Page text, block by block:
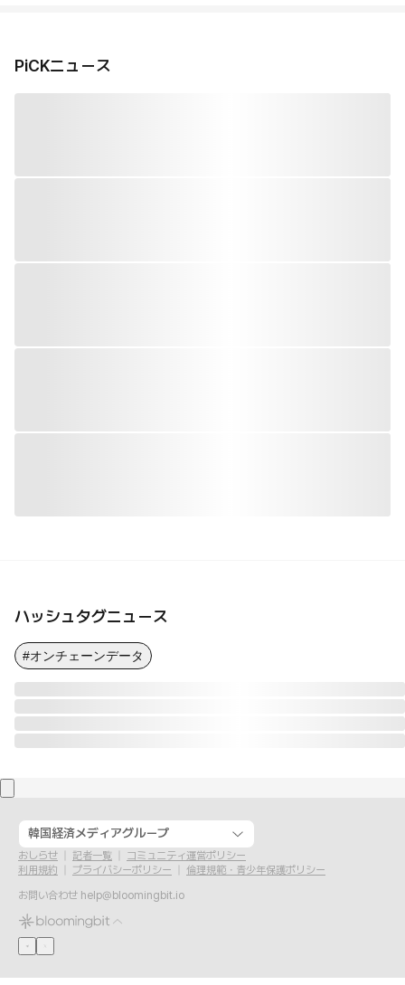
PiCKニュース
ハッシュタグニュース
#オンチェーンデータ
韓国経済メディアグループ
おしらせ 記者一覧
コミュニティ運営ポリシー
利用規約
プライバシーポリシー
倫理規範・青少年保護ポリシー
お問い合わせ help@bloomingbit.io